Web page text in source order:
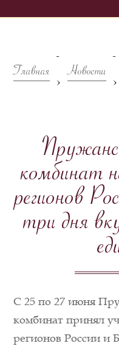
Главная
-
> Новости
-
>
регионов
три дня
С 25 по 27 июня
комбинат принял
регионов России и